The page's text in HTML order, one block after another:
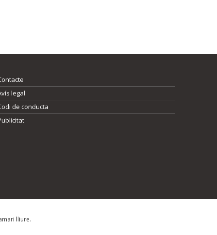
legal
de conducta
lliure.